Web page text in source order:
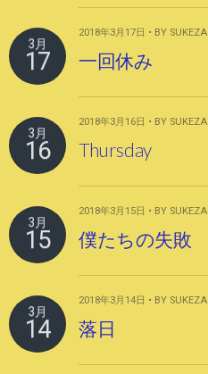
3月
17
2018年3月17日 • BY SUKEZA
一回休み
3月
16
2018年3月16日 • BY SUKEZA
Thursday
3月
15
2018年3月15日 • BY SUKEZA
僕たちの失敗
3月
14
2018年3月14日 • BY SUKEZA
落日